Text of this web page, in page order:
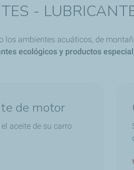
-
los ambientes acuáticos, de
ecológicos y productos
de motor
aceite de su carro